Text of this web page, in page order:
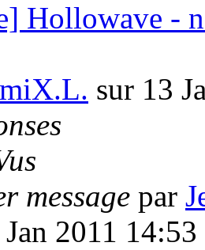
Hollowave -
sur 13
message par
2011 14:53